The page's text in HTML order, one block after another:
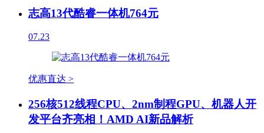
志高13代酷睿一体机764元
07.23
优惠直达 >
256核512线程CPU、2nm制程GPU、机器人开
发平台齐亮相！AMD AI新品解析